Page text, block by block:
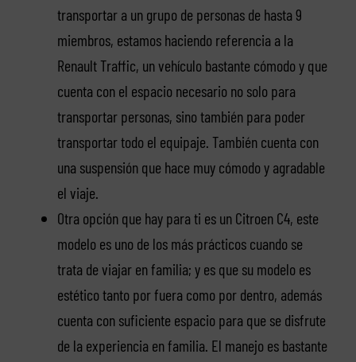
transportar a un grupo de personas de hasta 9
miembros, estamos haciendo referencia a la
Renault Traffic, un vehículo bastante cómodo y que
cuenta con el espacio necesario no solo para
transportar personas, sino también para poder
transportar todo el equipaje. También cuenta con
una suspensión que hace muy cómodo y agradable
el viaje.
Otra opción que hay para ti es un Citroen C4, este
modelo es uno de los más prácticos cuando se
trata de viajar en familia; y es que su modelo es
estético tanto por fuera como por dentro, además
cuenta con suficiente espacio para que se disfrute
de la experiencia en familia. El manejo es bastante